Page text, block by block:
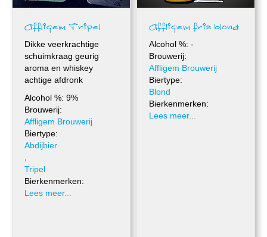
Affligem Tripel
Dikke veerkrachtige
schuimkraag geurig
aroma en whiskey
achtige afdronk
Alcohol %: 9%
Brouwerij:
Affligem Brouwerij
Biertype:
Abdijbier
,
Tripel
Bierkenmerken:
Lees meer...
Affligem fris blond
Alcohol %: -
Brouwerij:
Affligem Brouwerij
Biertype:
Blond
Bierkenmerken:
Lees meer...